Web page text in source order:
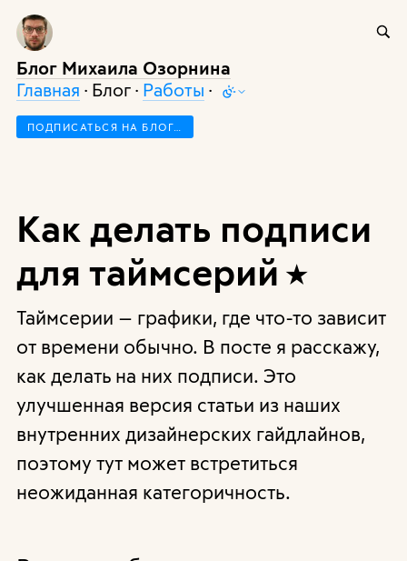
Блог Михаила Озорнина
Главная · Блог · Работы ·
ПОДПИСАТЬСЯ НА БЛОГ…
Как делать подписи
для таймсерий
Таймсерии — графики, где что-то зависит
от времени обычно. В посте я расскажу,
как делать на них подписи. Это
улучшенная версия статьи из наших
внутренних дизайнерских гайдлайнов,
поэтому тут может встретиться
неожиданная категоричность.